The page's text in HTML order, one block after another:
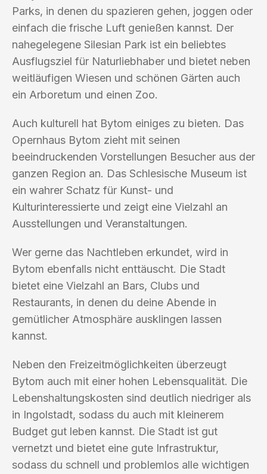
Parks, in denen du spazieren gehen, joggen oder
einfach die frische Luft genießen kannst. Der
nahegelegene Silesian Park ist ein beliebtes
Ausflugsziel für Naturliebhaber und bietet neben
weitläufigen Wiesen und schönen Gärten auch
ein Arboretum und einen Zoo.
Auch kulturell hat Bytom einiges zu bieten. Das
Opernhaus Bytom zieht mit seinen
beeindruckenden Vorstellungen Besucher aus der
ganzen Region an. Das Schlesische Museum ist
ein wahrer Schatz für Kunst- und
Kulturinteressierte und zeigt eine Vielzahl an
Ausstellungen und Veranstaltungen.
Wer gerne das Nachtleben erkundet, wird in
Bytom ebenfalls nicht enttäuscht. Die Stadt
bietet eine Vielzahl an Bars, Clubs und
Restaurants, in denen du deine Abende in
gemütlicher Atmosphäre ausklingen lassen
kannst.
Neben den Freizeitmöglichkeiten überzeugt
Bytom auch mit einer hohen Lebensqualität. Die
Lebenshaltungskosten sind deutlich niedriger als
in Ingolstadt, sodass du auch mit kleinerem
Budget gut leben kannst. Die Stadt ist gut
vernetzt und bietet eine gute Infrastruktur,
sodass du schnell und problemlos alle wichtigen